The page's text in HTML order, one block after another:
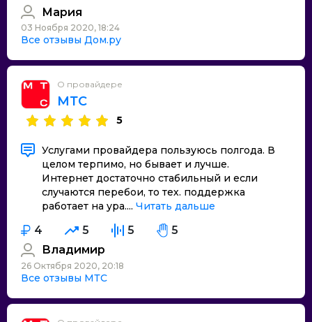
Мария
03 Ноября 2020, 18:24
Все отзывы Дом.ру
О провайдере
МТС
5
Услугами провайдера пользуюсь полгода. В
целом терпимо, но бывает и лучше.
Интернет достаточно стабильный и если
случаются перебои, то тех. поддержка
работает на ура.... Читать дальше
4 5 5
5
Владимир
26 Октября 2020, 20:18
Все отзывы МТС